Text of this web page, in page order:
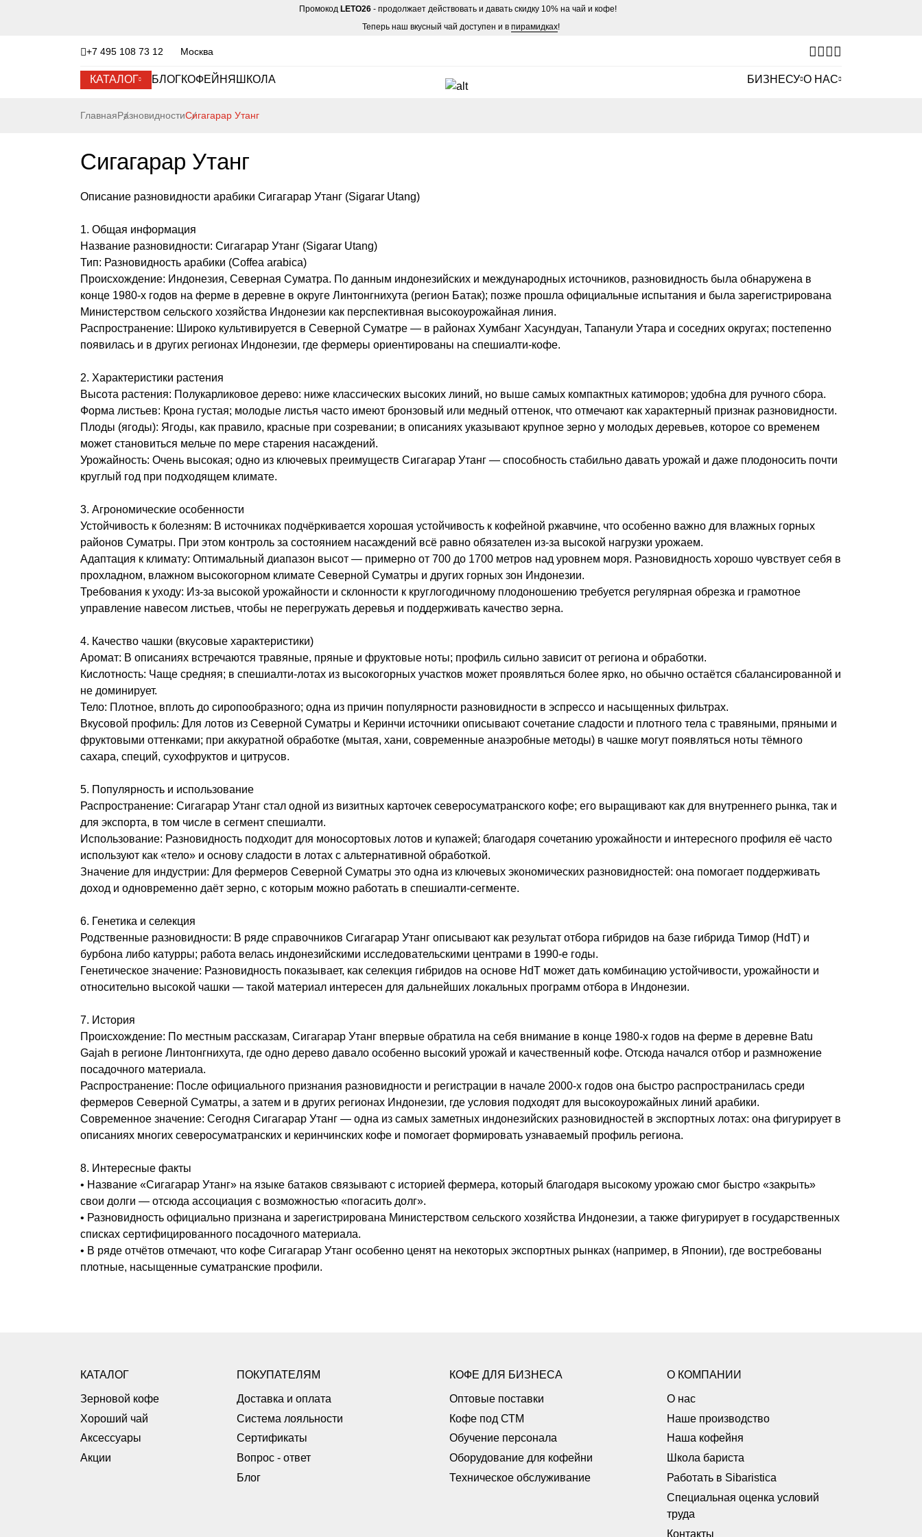
Промокод LETO26 - продолжает действовать и давать скидку 10% на чай и кофе!
Теперь наш вкусный чай доступен и в пирамидках!
+7 495 108 73 12 Москва
КАТАЛОГ БЛОГКОФЕЙНЯ ШКОЛА БИЗНЕСУ О НАС
ГлавнаяРазновидностиСигагарар Утанг
Сигагарар Утанг
Описание разновидности арабики Сигагарар Утанг (Sigarar Utang)
1. Общая информация
Название разновидности: Сигагарар Утанг (Sigarar Utang)
Тип: Разновидность арабики (Coffea arabica)
Происхождение: Индонезия, Северная Суматра. По данным индонезийских и международных источников, разновидность была обнаружена в
конце 1980‑х годов на ферме в деревне в округе Линтонгнихута (регион Батак); позже прошла официальные испытания и была зарегистрирована
Министерством сельского хозяйства Индонезии как перспективная высокоурожайная линия.
Распространение: Широко культивируется в Северной Суматре — в районах Хумбанг Хасундуан, Тапанули Утара и соседних округах; постепенно
появилась и в других регионах Индонезии, где фермеры ориентированы на спешиалти‑кофе.
2. Характеристики растения
Высота растения: Полукарликовое дерево: ниже классических высоких линий, но выше самых компактных катиморов; удобна для ручного сбора.
Форма листьев: Крона густая; молодые листья часто имеют бронзовый или медный оттенок, что отмечают как характерный признак разновидности.
Плоды (ягоды): Ягоды, как правило, красные при созревании; в описаниях указывают крупное зерно у молодых деревьев, которое со временем
может становиться мельче по мере старения насаждений.
Урожайность: Очень высокая; одно из ключевых преимуществ Сигагарар Утанг — способность стабильно давать урожай и даже плодоносить почти
круглый год при подходящем климате.
3. Агрономические особенности
Устойчивость к болезням: В источниках подчёркивается хорошая устойчивость к кофейной ржавчине, что особенно важно для влажных горных
районов Суматры. При этом контроль за состоянием насаждений всё равно обязателен из‑за высокой нагрузки урожаем.
Адаптация к климату: Оптимальный диапазон высот — примерно от 700 до 1700 метров над уровнем моря. Разновидность хорошо чувствует себя в
прохладном, влажном высокогорном климате Северной Суматры и других горных зон Индонезии.
Требования к уходу: Из‑за высокой урожайности и склонности к круглогодичному плодоношению требуется регулярная обрезка и грамотное
управление навесом листьев, чтобы не перегружать деревья и поддерживать качество зерна.
4. Качество чашки (вкусовые характеристики)
Аромат: В описаниях встречаются травяные, пряные и фруктовые ноты; профиль сильно зависит от региона и обработки.
Кислотность: Чаще средняя; в спешиалти‑лотах из высокогорных участков может проявляться более ярко, но обычно остаётся сбалансированной и
не доминирует.
Тело: Плотное, вплоть до сиропообразного; одна из причин популярности разновидности в эспрессо и насыщенных фильтрах.
Вкусовой профиль: Для лотов из Северной Суматры и Керинчи источники описывают сочетание сладости и плотного тела с травяными, пряными и
фруктовыми оттенками; при аккуратной обработке (мытая, хани, современные анаэробные методы) в чашке могут появляться ноты тёмного
сахара, специй, сухофруктов и цитрусов.
5. Популярность и использование
Распространение: Сигагарар Утанг стал одной из визитных карточек северосуматранского кофе; его выращивают как для внутреннего рынка, так и
для экспорта, в том числе в сегмент спешиалти.
Использование: Разновидность подходит для моносортовых лотов и купажей; благодаря сочетанию урожайности и интересного профиля её часто
используют как «тело» и основу сладости в лотах с альтернативной обработкой.
Значение для индустрии: Для фермеров Северной Суматры это одна из ключевых экономических разновидностей: она помогает поддерживать
доход и одновременно даёт зерно, с которым можно работать в спешиалти‑сегменте.
6. Генетика и селекция
Родственные разновидности: В ряде справочников Сигагарар Утанг описывают как результат отбора гибридов на базе гибрида Тимор (HdT) и
бурбона либо катурры; работа велась индонезийскими исследовательскими центрами в 1990‑е годы.
Генетическое значение: Разновидность показывает, как селекция гибридов на основе HdT может дать комбинацию устойчивости, урожайности и
относительно высокой чашки — такой материал интересен для дальнейших локальных программ отбора в Индонезии.
7. История
Происхождение: По местным рассказам, Сигагарар Утанг впервые обратила на себя внимание в конце 1980‑х годов на ферме в деревне Batu
Gajah в регионе Линтонгнихута, где одно дерево давало особенно высокий урожай и качественный кофе. Отсюда начался отбор и размножение
посадочного материала.
Распространение: После официального признания разновидности и регистрации в начале 2000‑х годов она быстро распространилась среди
фермеров Северной Суматры, а затем и в других регионах Индонезии, где условия подходят для высокоурожайных линий арабики.
Современное значение: Сегодня Сигагарар Утанг — одна из самых заметных индонезийских разновидностей в экспортных лотах: она фигурирует в
описаниях многих северосуматранских и керинчинских кофе и помогает формировать узнаваемый профиль региона.
8. Интересные факты
• Название «Сигагарар Утанг» на языке батаков связывают с историей фермера, который благодаря высокому урожаю смог быстро «закрыть»
свои долги — отсюда ассоциация с возможностью «погасить долг».
• Разновидность официально признана и зарегистрирована Министерством сельского хозяйства Индонезии, а также фигурирует в государственных
списках сертифицированного посадочного материала.
• В ряде отчётов отмечают, что кофе Сигагарар Утанг особенно ценят на некоторых экспортных рынках (например, в Японии), где востребованы
плотные, насыщенные суматранские профили.
КАТАЛОГ
Зерновой кофе
Хороший чай
Аксессуары
Акции
ПОКУПАТЕЛЯМ
Доставка и оплата
Система лояльности
Сертификаты
Вопрос - ответ
Блог
КОФЕ ДЛЯ БИЗНЕСА
Оптовые поставки
Кофе под СТМ
Обучение персонала
Оборудование для кофейни
Техническое обслуживание
О КОМПАНИИ
О нас
Наше производство
Наша кофейня
Школа бариста
Работать в Sibaristica
Специальная оценка условий
труда
Контакты